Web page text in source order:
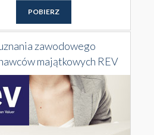
POBIERZ
zawodowego
majątkowych REV